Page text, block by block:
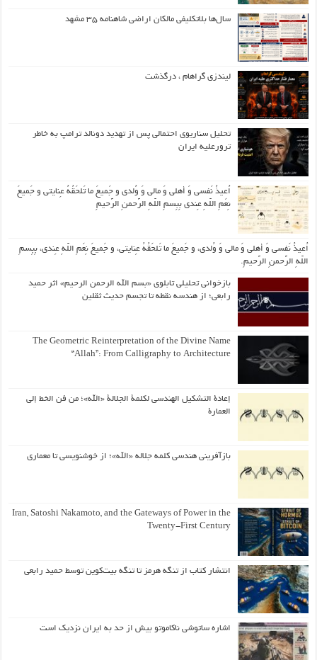
سال‌ها بلاتکلیفی مالکان اراضی شاهنامه ۳۵ مشهد
لیندزی گراهام ، درگذشت
تحلیل سناریوی احتمالی پس از تهدید دونالد ترامپ به خاطر
ترورعلیه ایران
اُعیذُ نَفسی وَ أهلی وَ مالی وَ وُلدی و جَمیعَ ما تَلحَقُهُ عِنایتی و جَمیعَ
نِعَمِ اللّهِ عِندی بِبِسمِ اللّهِ الرَّحمنِ الرَّحیمِ
اُعیذُ نَفسی وَ أهلی وَ مالی وَ وُلدی، و جَمیعَ ما تَلحَقُهُ عِنایتی، و جَمیعَ نِعَمِ اللّهِ عِندی، بِبِسمِ
اللّهِ الرَّحمنِ الرَّحیمِ.
بازخوانی تحلیلی تابلوی «بسم الله الرحمن الرحیم» اثر حمید
رابعی؛ از هندسه نقطه تا تجسم حدیث ثقلین
The Geometric Reinterpretation of the Divine Name
“Allah”: From Calligraphy to Architecture
إعادة التشكيل الهندسي لكلمة الجلالة «الله»؛ من فن الخط إلى
العمارة
بازآفرینی هندسی کلمه جلاله «الله»؛ از خوشنویسی تا معماری
Iran, Satoshi Nakamoto, and the Gateways of Power in the
Twenty-First Century
انتشار کتاب از تنگه هرمز تا تنگه بیت‌کوین توسط حمید رابعی
اشاره ساتوشی ناکاموتو بیش از حد به ایران نزدیک است